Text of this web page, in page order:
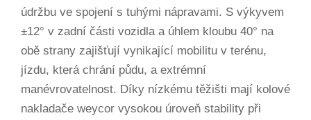
údržbu ve spojení s tuhými nápravami. S výkyvem
±12° v zadní části vozidla a úhlem kloubu 40° na
obě strany zajišťují vynikající mobilitu v terénu,
jízdu, která chrání půdu, a extrémní
manévrovatelnost. Díky nízkému těžišti mají kolové
nakladače weycor vysokou úroveň stability při